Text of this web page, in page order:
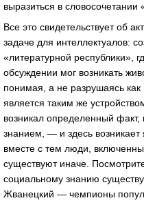
выразиться в
Все это свидетельствует об
задаче для интеллектуалов:
«литературной республики»,
обсуждении мог возникать
понимая, а не разрушаясь
является таким же
возникал определенный
знанием, — и здесь
вместе с тем люди,
существуют иначе.
социальному знанию
Жванецкий — чемпионы